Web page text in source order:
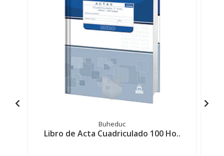
Buheduc
Libro de Acta Cuadriculado 100 Ho..